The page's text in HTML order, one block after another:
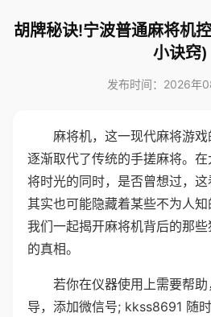
胡牌秘诀!宁波普通麻将机
小诀窍)
发布时间：2026年
麻将机，这一现代麻将游
逐渐取代了传统的手搓麻将。
将时光的同时，是否曾想过，这
其实也可能隐藏着某些不为人
我们一起揭开麻将机背后的那
的真相。
若你在仪器使用上需要帮
导，添加微信号; kkss8691 随时